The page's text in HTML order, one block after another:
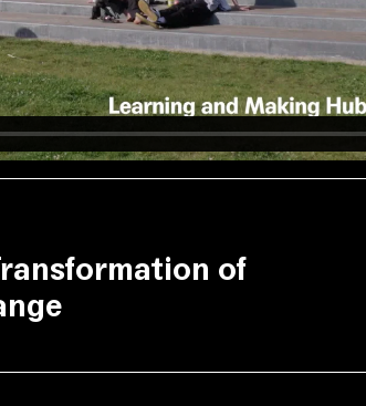
of
2030),Sofie van Bruystegem(City